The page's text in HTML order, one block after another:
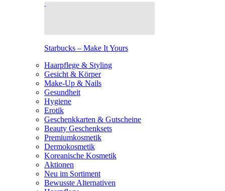
Starbucks – Make It Yours
Haarpflege & Styling
Gesicht & Körper
Make-Up & Nails
Gesundheit
Hygiene
Erotik
Geschenkkarten & Gutscheine
Beauty Geschenksets
Premiumkosmetik
Dermokosmetik
Koreanische Kosmetik
Aktionen
Neu im Sortiment
Bewusste Alternativen